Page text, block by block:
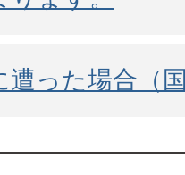
遭った場合（